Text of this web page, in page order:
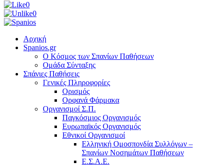
0
0
Αρχική
Spanios.gr
Ο Κόσμος των Σπανίων Παθήσεων
Ομάδα Σύνταξης
Σπάνιες Παθήσεις
Γενικές Πληροφορίες
Ορισμός
Ορφανά Φάρμακα
Οργανισμοί Σ.Π.
Παγκόσμιος Οργανισμός
Ευρωπαϊκός Οργανισμός
Εθνικοί Οργανισμοί
Ελληνική Ομοσπονδία Συλλόγων –
Σπανίων Νοσημάτων Παθήσεων
Ε.Σ.Α.Ε.